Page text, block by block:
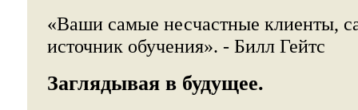
«Ваши самые несчастные клиенты,
источник обучения». - Билл Гейтс
Заглядывая в будущее.